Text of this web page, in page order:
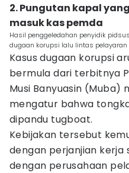
2. Pungutan kapal
masuk kas pemda
Hasil penggeledahan penyidik
dugaan korupsi lalu lintas pelayaran
Kasus dugaan korupsi
bermula dari terbitnya
Musi Banyuasin (Muba)
mengatur bahwa
dipandu tugboat.
Kebijakan tersebut
dengan perjanjian kerja
dengan perusahaan